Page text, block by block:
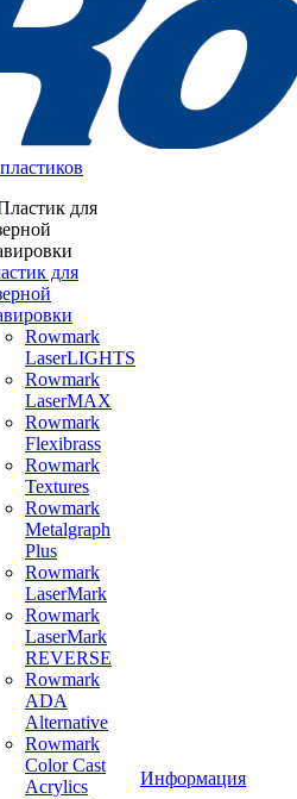
для
Rowmark
LaserLIGHTS
Rowmark
LaserMAX
Rowmark
Flexibrass
Rowmark
Textures
Rowmark
Metalgraph
Plus
Rowmark
LaserMark
Rowmark
LaserMark
REVERSE
Rowmark
ADA
Alternative
Rowmark
Color Cast
Acrylics
Информация